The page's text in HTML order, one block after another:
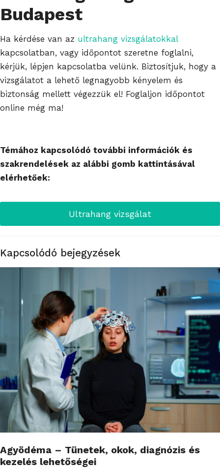
Budapest
Ha kérdése van az ultrahang vizsgálatokkal
kapcsolatban, vagy időpontot szeretne foglalni,
kérjük, lépjen kapcsolatba velünk. Biztosítjuk, hogy a
vizsgálatot a lehető legnagyobb kényelem és
biztonság mellett végezzük el! Foglaljon időpontot
online még ma!
Témához kapcsolódó további információk és
szakrendelések az alábbi gomb kattintásával
elérhetőek:
Ultrahang vizsgálat
Kapcsolódó bejegyzések
Agyödéma – Tünetek, okok, diagnózis és
kezelés lehetőségei